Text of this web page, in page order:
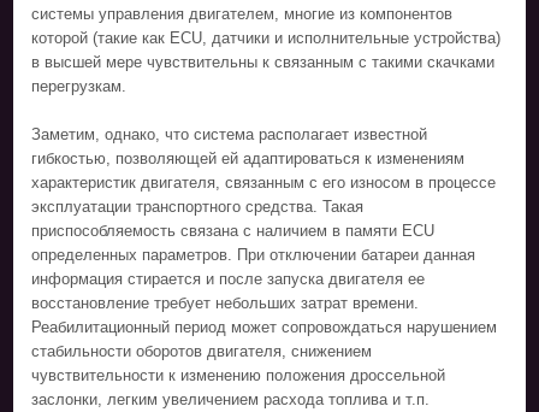
системы управления двигателем, многие из компонентов
которой (такие как ECU, датчики и исполнительные устройства)
в высшей мере чувствительны к связанным с такими скачками
перегрузкам.
Заметим, однако, что система располагает известной
гибкостью, позволяющей ей адаптироваться к изменениям
характеристик двигателя, связанным с его износом в процессе
эксплуатации транспортного средства. Такая
приспособляемость связана с наличием в памяти ECU
определенных параметров. При отключении батареи данная
информация стирается и после запуска двигателя ее
восстановление требует небольших затрат времени.
Реабилитационный период может сопровождаться нарушением
стабильности оборотов двигателя, снижением
чувствительности к изменению положения дроссельной
заслонки, легким увеличением расхода топлива и т.п.